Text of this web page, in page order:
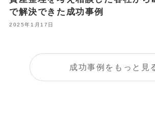
で解決できた成功事例
2025年1月17日
成功事例をもっと見